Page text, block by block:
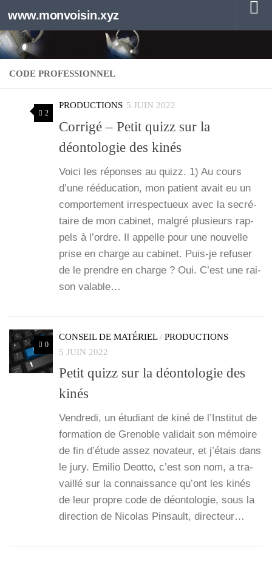
Au dessous du contenu
www.monvoisin.xyz
CODE PROFESSIONNEL
2
PRODUCTIONS 5 JUIN 2022
Corrigé – Petit quizz sur la
déontologie des kinés
Voi­ci les réponses au quizz. 1) Au cours
d’une réédu­ca­tion, mon patient avait eu un
com­por­te­ment irres­pec­tueux avec la secré­
taire de mon cabi­net, mal­gré plu­sieurs rap­
pels à l’ordre. Il appelle pour une nou­velle
prise en charge au cabi­net. Puis-je refu­ser
de le prendre en charge ? Oui. C’est une rai­
son valable…
0
CONSEIL DE MATÉRIEL/ PRODUCTIONS
5 JUIN 2022
Petit quizz sur la déontologie des
kinés
Ven­dre­di, un étu­diant de kiné de l’Ins­ti­tut de
for­ma­tion de Gre­noble vali­dait son mémoire
de fin d’é­tude assez nova­teur, et j’é­tais dans
le jury. Emi­lio Deot­to, c’est son nom, a tra­
vaillé sur la connais­sance qu’ont les kinés
de leur propre code de déon­to­lo­gie, sous la
direc­tion de Nico­las Pin­sault, direc­teur…